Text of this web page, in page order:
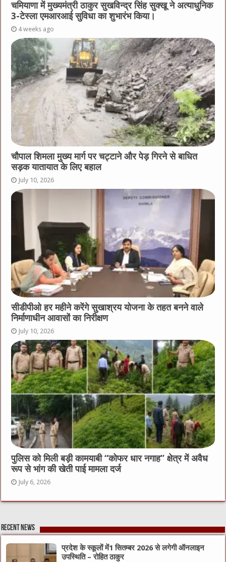
चमियाणा में मुख्यमंत्री ठाकुर सुखविन्द्र सिंह सुक्खू ने अत्याधुनिक
3-टेस्ला एमआरआई सुविधा का शुभारंभ किया।
4 weeks ago
चौपाल शिमला मुख्य मार्ग पर चट्टाने और पेड़ गिरने से बाधित
सड़क यातायात के लिए बहाल
July 10, 2026
सीडीपीओ हर महीने करेंगे सुखाश्रय योजना के तहत बनने वाले
निर्माणाधीन आवासों का निरीक्षण
July 10, 2026
पुलिस को मिली बड़ी कामयाबी “कोफर धार नगाह” क्षेत्र में अवैध
रूप से भांग की खेती पाई मामला दर्ज
July 6, 2026
Recent News
प्रदेश के स्कूलों में1 सितम्बर 2026 से लगेगी ऑनलाइन
उपस्थिति – रोहित ठाकुर